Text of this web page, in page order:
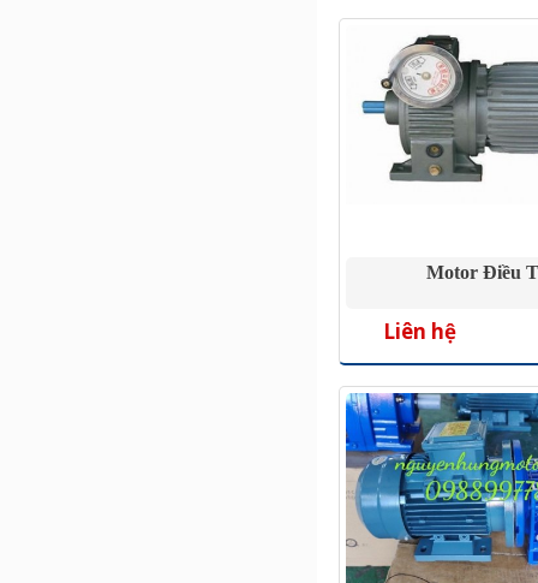
Motor Điều
Liên hệ